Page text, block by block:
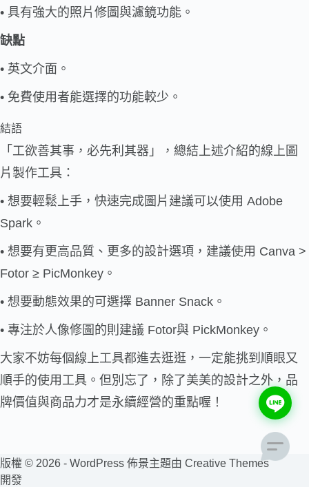
• 具有強大的照片修圖與濾鏡功能。
缺點
• 英文介面。
• 免費使用者能選擇的功能較少。
結語
「工欲善其事，必先利其器」，總結上述介紹的線上圖
片製作工具：
• 想要輕鬆上手，快速完成圖片建議可以使用 Adobe
Spark。
• 想要有更高品質、更多的設計選項，建議使用 Canva >
Fotor ≥ PicMonkey。
• 想要動態效果的可選擇 Banner Snack。
• 專注於人像修圖的則建議 Fotor與 PickMonkey。
大家不妨每個線上工具都進去逛逛，一定能挑到順眼又
順手的使用工具。但別忘了，除了美美的設計之外，品
牌價值與商品力才是永續經營的重點喔！
版權 © 2026 - WordPress 佈景主題由 Creative Themes
開發